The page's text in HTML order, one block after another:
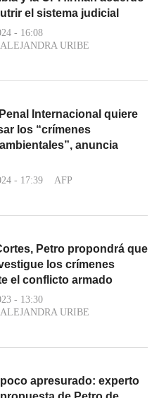
el sistema judicial
- 16:08
URIBE
Internacional quiere
los “crímenes
anuncia
- 17:39 AFP
Petro propondrá que
los crímenes
el conflicto armado
- 13:30
URIBE
apresurado: experto